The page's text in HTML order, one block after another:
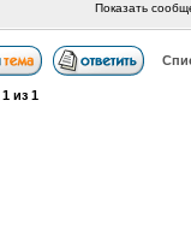
Показать
1из 1